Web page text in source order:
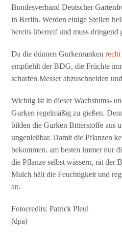
Bundesverband Deutscher
in Berlin. Werden einige Stellen
bereits überreif und muss dringend
Da die dünnen Gurkenrankenrecht
empfiehlt der BDG, die Früchte
scharfen Messer abzuschneiden
Wichtig ist in dieser Wachstums-
Gurken regelmäßig zu gießen.
bilden die Gurken Bitterstoffe aus
ungenießbar. Damit die Pflanzen
bekommen, am besten immer nur
die Pflanze selbst wässern, rät der
Mulch hält die Feuchtigkeit und
an.
Fotocredits: Patrick Pleul
(dpa)